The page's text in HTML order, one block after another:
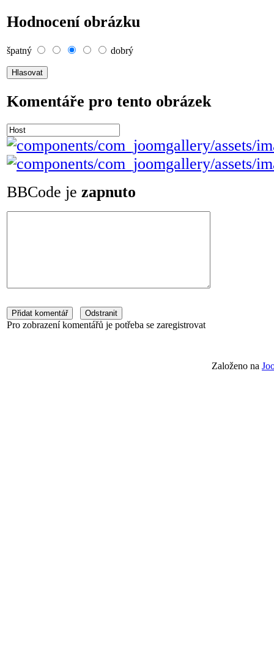
Hodnocení obrázku
špatný dobrý
Komentáře pro tento obrázek
BBCode je zapnuto
Pro zobrazení komentářů je potřeba se zaregistrovat
Založeno na